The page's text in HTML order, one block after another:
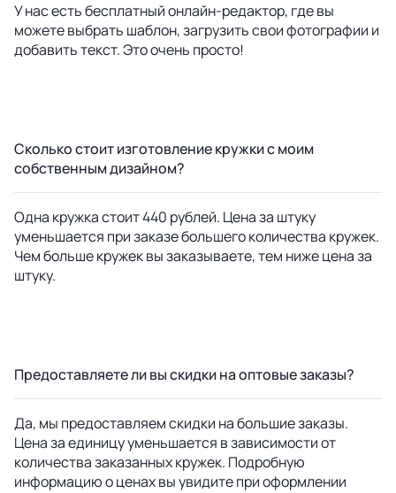
У нас есть бесплатный онлайн-редактор, где вы
можете выбрать шаблон, загрузить свои фотографии и
добавить текст. Это очень просто!
Сколько стоит изготовление кружки с моим
собственным дизайном?
Одна кружка стоит 440 рублей. Цена за штуку
уменьшается при заказе большего количества кружек.
Чем больше кружек вы заказываете, тем ниже цена за
штуку.
Предоставляете ли вы скидки на оптовые заказы?
Да, мы предоставляем скидки на большие заказы.
Цена за единицу уменьшается в зависимости от
количества заказанных кружек. Подробную
информацию о ценах вы увидите при оформлении